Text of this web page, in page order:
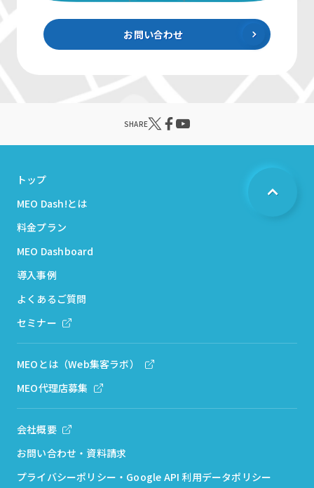
お問い合わせ
SHARE
トップ
MEO Dash!とは
料金プラン
MEO Dashboard
導入事例
よくあるご質問
セミナー
MEOとは（Web集客ラボ）
MEO代理店募集
会社概要
お問い合わせ・資料請求
プライバシーポリシー・Google API 利用データポリシー